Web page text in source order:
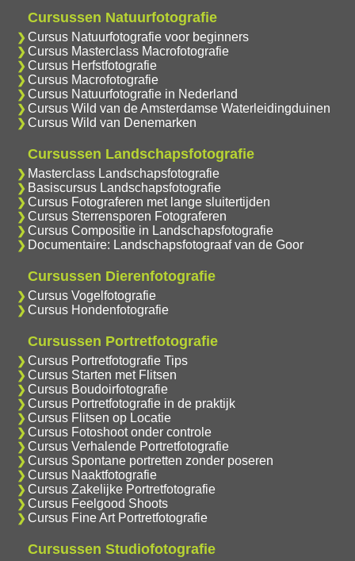
Cursussen Natuurfotografie
Cursus Natuurfotografie voor beginners
Cursus Masterclass Macrofotografie
Cursus Herfstfotografie
Cursus Macrofotografie
Cursus Natuurfotografie in Nederland
Cursus Wild van de Amsterdamse Waterleidingduinen
Cursus Wild van Denemarken
Cursussen Landschapsfotografie
Masterclass Landschapsfotografie
Basiscursus Landschapsfotografie
Cursus Fotograferen met lange sluitertijden
Cursus Sterrensporen Fotograferen
Cursus Compositie in Landschapsfotografie
Documentaire: Landschapsfotograaf van de Goor
Cursussen Dierenfotografie
Cursus Vogelfotografie
Cursus Hondenfotografie
Cursussen Portretfotografie
Cursus Portretfotografie Tips
Cursus Starten met Flitsen
Cursus Boudoirfotografie
Cursus Portretfotografie in de praktijk
Cursus Flitsen op Locatie
Cursus Fotoshoot onder controle
Cursus Verhalende Portretfotografie
Cursus Spontane portretten zonder poseren
Cursus Naaktfotografie
Cursus Zakelijke Portretfotografie
Cursus Feelgood Shoots
Cursus Fine Art Portretfotografie
Cursussen Studiofotografie